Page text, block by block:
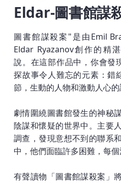
Eldar-圖書館謀
圖書館謀殺案"是由Emil
Eldar Ryazanov創作的精
說。在這部作品中，你會發
探故事令人難忘的元素：錯
節，生動的人物和激動人心的
劇情圍繞圖書館發生的神秘
陰謀和懷疑的世界中。主要
調查，發現意想不到的聯系
中，他們面臨許多困難，每個
有聲讀物「圖書館謀殺案」